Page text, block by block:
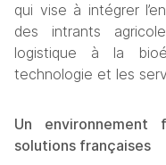
qui vise à intégrer
des intrants
logistique à la
technologie et les
Un environnement
solutions françaises